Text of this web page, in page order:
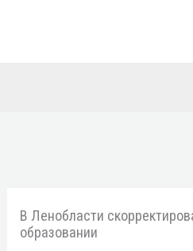
В Ленобласти
образовании